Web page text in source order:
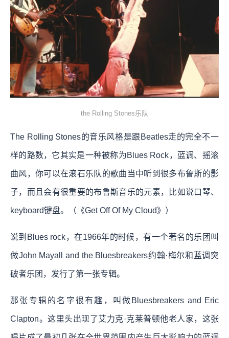
the Rolling Stones乐队
The Rolling Stones的音乐风格是跟Beatles走的完全不一
样的路数，它其实是一种被称为Blues Rock，蓝调、摇滚
曲风，你可以在滚石乐队的歌曲当中听到很多布鲁斯的影
子，而且会有很重要的布鲁斯音乐的元素，比如说口琴、
keyboard键盘。（《Get Off Of My Cloud》）
说到Blues rock，在1966年的时候，有一个著名的乐团叫
做John Mayall and the Bluesbreakers约翰·梅尔和蓝调突
破者乐团，发行了第一张专辑。
那张专辑的名字很有趣，叫做Bluesbreakers and Eric
Clapton。这里头出现了艾力克·克莱普顿他老人家，这张